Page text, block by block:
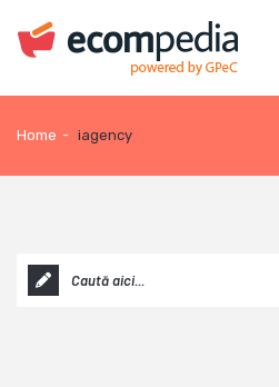
Home - iagency